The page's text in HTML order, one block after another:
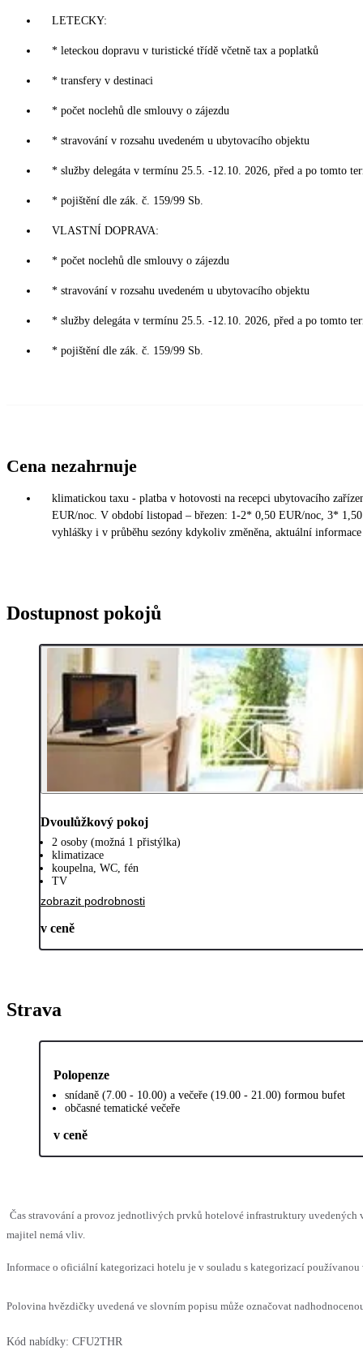
LETECKY:
* leteckou dopravu v turistické třídě včetně tax a poplatků
* transfery v destinaci
* počet noclehů dle smlouvy o zájezdu
* stravování v rozsahu uvedeném u ubytovacího objektu
* služby delegáta v termínu 25.5. -12.10. 2026, před a po tomto
* pojištění dle zák. č. 159/99 Sb.
VLASTNÍ DOPRAVA:
* počet noclehů dle smlouvy o zájezdu
* stravování v rozsahu uvedeném u ubytovacího objektu
* služby delegáta v termínu 25.5. -12.10. 2026, před a po tomto
* pojištění dle zák. č. 159/99 Sb.
Cena nezahrnuje
klimatickou taxu - platba v hotovosti na recepci ubytovacího
EUR/noc. V období listopad – březen: 1-2* 0,50 EUR/noc, 3*
vyhlášky i v průběhu sezóny kdykoliv změněna, aktuální
Dostupnost pokojů
Dvoulůžkový pokoj
2 osoby (možná 1 přistýlka)
klimatizace
koupelna, WC, fén
TV
zobrazit podrobnosti
v ceně
Strava
Polopenze
snídaně (7.00 - 10.00) a večeře (19.00 - 21.00) formou bufet
občasné tematické večeře
v ceně
Čas stravování a provoz jednotlivých prvků hotelové infrastruktury uvedených
majitel nemá vliv.
Informace o oficiální kategorizaci hotelu je v souladu s kategorizací
Polovina hvězdičky uvedená ve slovním popisu může označovat
Kód nabídky: CFU2THR